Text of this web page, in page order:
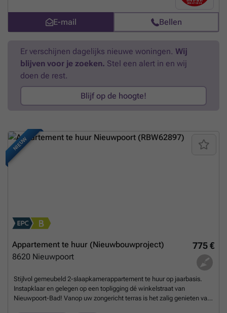
60/maand. ### Voor meer info of een bezoek, contacteer ons ###
of kom langs op ons kantoor te Hoefijzerlaan 1 ('t Zand) Brugge. -
inkom met apart toilet en ingemaakte kast - bureauruimte op de
overloop - living (parket) : met gaskachel - 4,5m x 5m - recent
5mx4,80m - slaapkamer 1 : (laminaat) met ingemaakte kast :
4mx4,50m - slaapkamer 2 : (laminaat) : 2mx3,20m - recent ingerichte
badkamer : lavabo in meubel, douche en aansluiting wasmachine en
algemene delen mogelijkheid tot huren van een autostaanplaats aan €
Meer weten?
E-mail Bellen
Er verschijnen dagelijks nieuwe woningen. Wij
blijven voor je zoeken. Stel een alert in en wij
doen de rest.
Blijf op de hoogte!
NIEUW
775 €
Appartement te huur (Nieuwbouwproject)
8620 Nieuwpoort
Stijlvol gemeubeld 2-slaapkamerappartement te huur op jaarbasis.
Instapklaar en gelegen op een topligging dé winkelstraat van
Nieuwpoort-Bad! Vanop uw zongericht terras is het zalig genieten van